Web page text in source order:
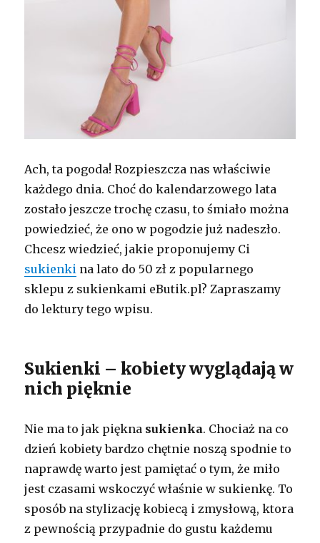
Ach, ta pogoda! Rozpieszcza nas właściwie
każdego dnia. Choć do kalendarzowego lata
zostało jeszcze trochę czasu, to śmiało można
powiedzieć, że ono w pogodzie już nadeszło.
Chcesz wiedzieć, jakie proponujemy Ci
sukienki na lato do 50 zł z popularnego
sklepu z sukienkami eButik.pl? Zapraszamy
do lektury tego wpisu.
Sukienki – kobiety wyglądają w
nich pięknie
Nie ma to jak piękna sukienka. Chociaż na co
dzień kobiety bardzo chętnie noszą spodnie to
naprawdę warto jest pamiętać o tym, że miło
jest czasami wskoczyć właśnie w sukienkę. To
sposób na stylizację kobiecą i zmysłową, ktora
z pewnością przypadnie do gustu każdemu